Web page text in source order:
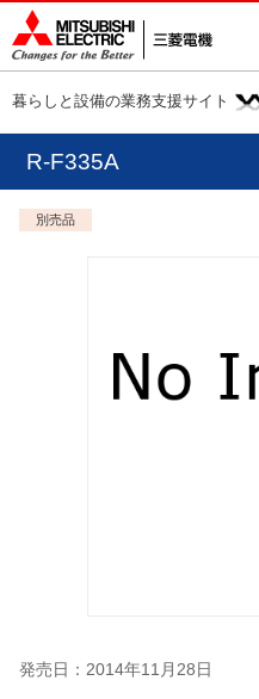
暮らしと設備の業務支援サイト
R-F335A
別売品
発売日：2014年11月28日